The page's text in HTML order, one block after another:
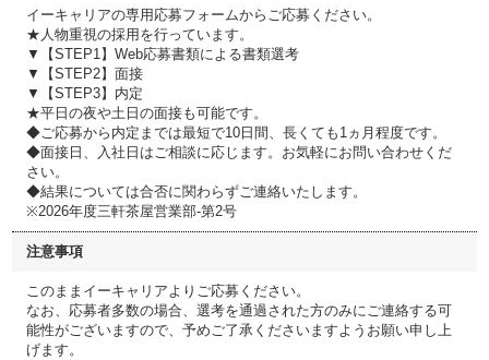
イーキャリアの専用応募フォームからご応募ください。
★人物重視の採用を行っています。
▼【STEP1】Web応募書類による書類選考
▼【STEP2】面接
▼【STEP3】内定
★平日の夜や土日の面接も可能です。
◆ご応募から内定までは最短で10日間、長くても1ヵ月程度です。
◆面接日、入社日はご相談に応じます。お気軽にお問い合わせくだ
さい。
◆結果については合否に関わらずご連絡いたします。
※2026年度三軒茶屋営業部-第2号
注意事項
このままイーキャリアよりご応募ください。
なお、応募者多数の場合、選考を通過された方のみにご連絡する可
能性がございますので、予めご了承くださいますようお願い申し上
げます。